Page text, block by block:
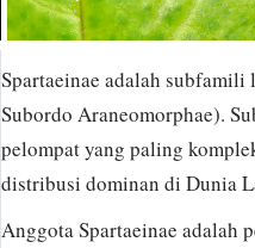
Spartaeinae adalah
Subordo Araneomorphae).
pelompat yang paling
distribusi dominan di Dunia
Anggota Spartaeinae adalah